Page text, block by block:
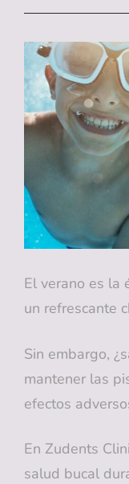
El verano es la
un refrescante
Sin embargo,
mantener las
efectos
En Zudents
salud bucal